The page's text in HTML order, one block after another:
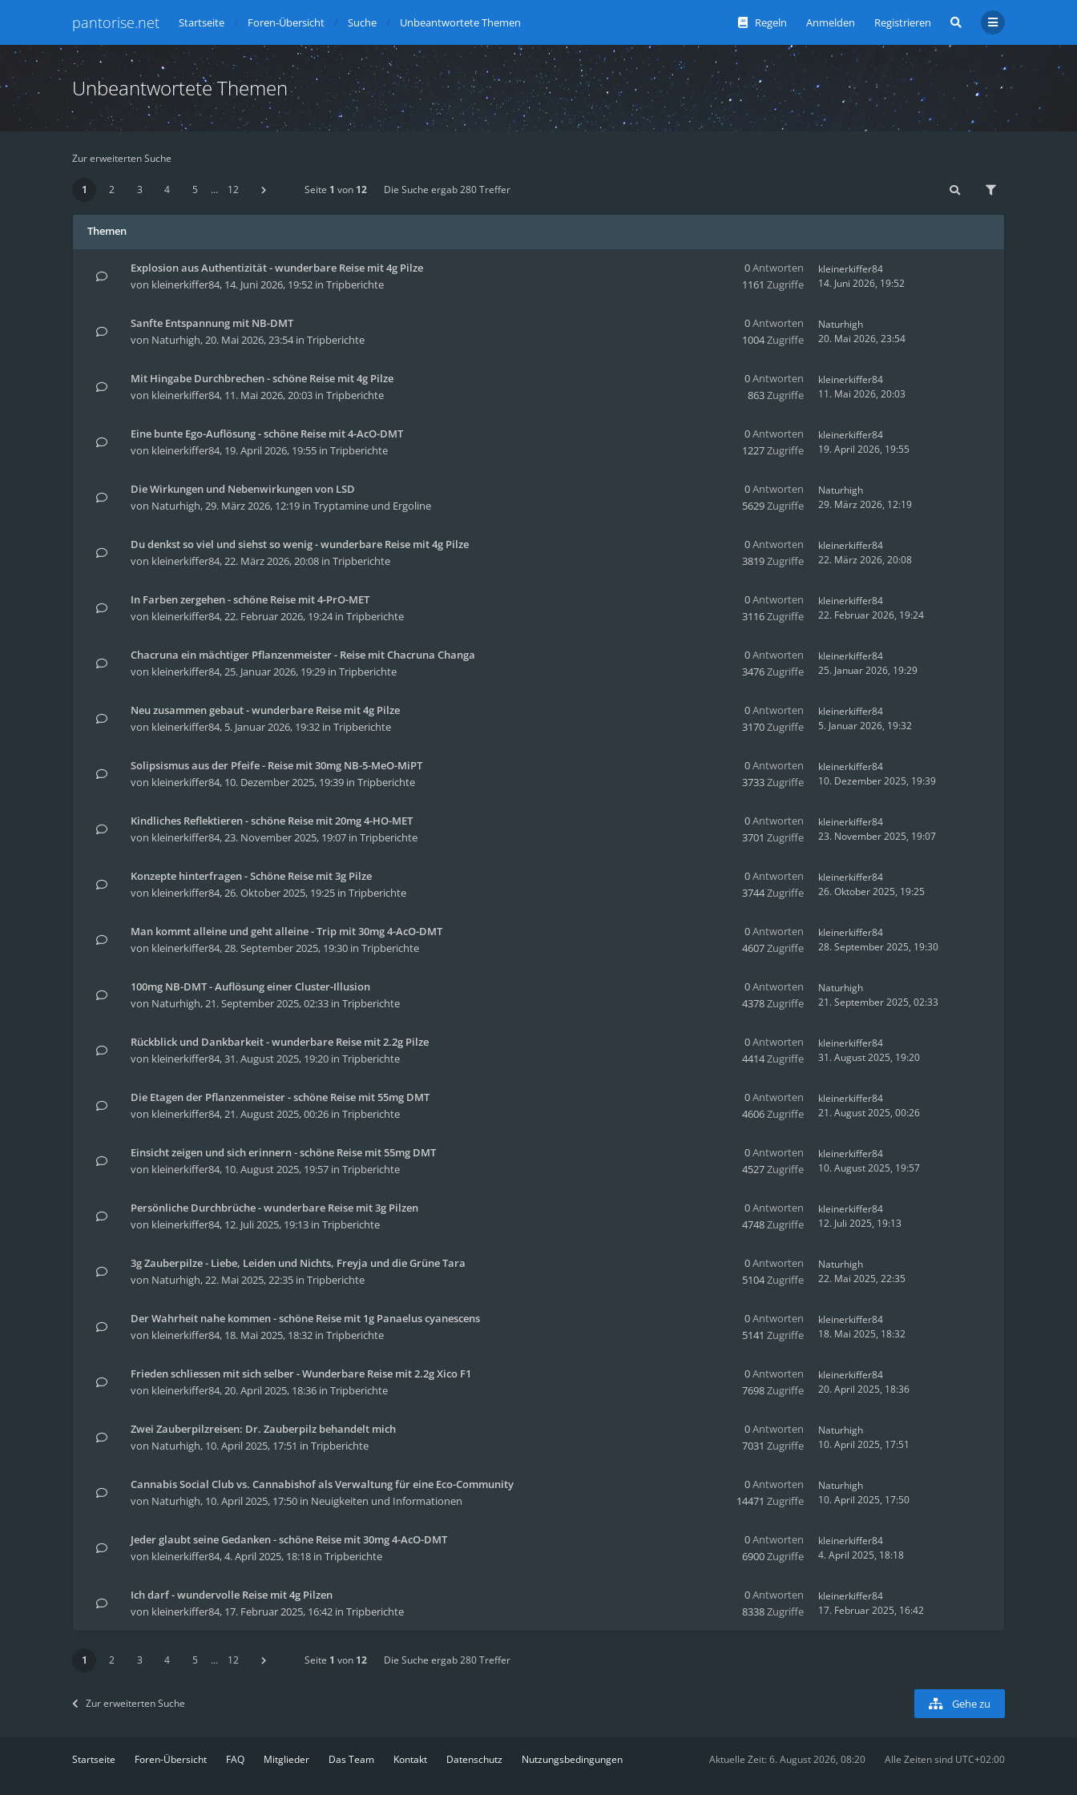
pantorise.net Regeln Anmelden Registrieren
Startseite Foren-Übersicht Suche Unbeantwortete Themen
Unbeantwortete Themen
Zur erweiterten Suche
1 2 3 4 5 … 12 Seite 1 von 12 Die Suche ergab 280 Treffer
Themen
Explosion aus Authentizität - wunderbare Reise mit 4g Pilze
von kleinerkiffer84, 14. Juni 2026, 19:52 in Tripberichte
0Antworten
1161 Zugriffe
kleinerkiffer84
14. Juni 2026, 19:52
Sanfte Entspannung mit NB-DMT
von Naturhigh,20. Mai 2026, 23:54in Tripberichte
0Antworten
1004Zugriffe
Naturhigh
20. Mai 2026, 23:54
Mit Hingabe Durchbrechen - schöne Reise mit 4g Pilze
von kleinerkiffer84, 11. Mai 2026, 20:03 in Tripberichte
0Antworten
863Zugriffe
kleinerkiffer84
11. Mai 2026, 20:03
Eine bunte Ego-Auflösung - schöne Reise mit 4-AcO-DMT
von kleinerkiffer84, 19. April 2026, 19:55 in Tripberichte
0Antworten
1227Zugriffe
kleinerkiffer84
19. April 2026, 19:55
Die Wirkungen und Nebenwirkungen von LSD
von Naturhigh,29. März 2026, 12:19 in Tryptamine und Ergoline
0Antworten
5629Zugriffe
Naturhigh
29. März 2026, 12:19
Du denkst so viel und siehst so wenig - wunderbare Reise mit 4g Pilze
von kleinerkiffer84,22. März 2026, 20:08 in Tripberichte
0Antworten
3819Zugriffe
kleinerkiffer84
22. März 2026, 20:08
In Farben zergehen - schöne Reise mit 4-PrO-MET
von kleinerkiffer84,22. Februar 2026, 19:24in Tripberichte
0Antworten
3116Zugriffe
kleinerkiffer84
22. Februar 2026, 19:24
Chacruna ein mächtiger Pflanzenmeister - Reise mit Chacruna Changa
von kleinerkiffer84,25. Januar 2026, 19:29 in Tripberichte
0Antworten
3476Zugriffe
kleinerkiffer84
25. Januar 2026, 19:29
Neu zusammen gebaut - wunderbare Reise mit 4g Pilze
von kleinerkiffer84, 5. Januar 2026, 19:32 in Tripberichte
0Antworten
3170Zugriffe
kleinerkiffer84
5. Januar 2026, 19:32
Solipsismus aus der Pfeife - Reise mit 30mg NB-5-MeO-MiPT
von kleinerkiffer84, 10. Dezember 2025, 19:39 in Tripberichte
0Antworten
3733Zugriffe
kleinerkiffer84
10. Dezember 2025, 19:39
Kindliches Reflektieren - schöne Reise mit 20mg 4-HO-MET
von kleinerkiffer84,23. November 2025, 19:07 in Tripberichte
0Antworten
3701 Zugriffe
kleinerkiffer84
23. November 2025, 19:07
Konzepte hinterfragen - Schöne Reise mit 3g Pilze
von kleinerkiffer84,26. Oktober 2025, 19:25 in Tripberichte
0Antworten
3744Zugriffe
kleinerkiffer84
26. Oktober 2025, 19:25
Man kommt alleine und geht alleine - Trip mit 30mg 4-AcO-DMT
von kleinerkiffer84,28. September 2025, 19:30 in Tripberichte
0Antworten
4607Zugriffe
kleinerkiffer84
28. September 2025, 19:30
100mg NB-DMT - Auflösung einer Cluster-Illusion
von Naturhigh,21. September 2025, 02:33 in Tripberichte
0Antworten
4378Zugriffe
Naturhigh
21. September 2025, 02:33
Rückblick und Dankbarkeit - wunderbare Reise mit 2.2g Pilze
von kleinerkiffer84,31. August 2025, 19:20 in Tripberichte
0Antworten
4414Zugriffe
kleinerkiffer84
31. August 2025, 19:20
Die Etagen der Pflanzenmeister - schöne Reise mit 55mg DMT
von kleinerkiffer84,21. August 2025, 00:26 in Tripberichte
0Antworten
4606Zugriffe
kleinerkiffer84
21. August 2025, 00:26
Einsicht zeigen und sich erinnern - schöne Reise mit 55mg DMT
von kleinerkiffer84, 10. August 2025, 19:57 in Tripberichte
0Antworten
4527Zugriffe
kleinerkiffer84
10. August 2025, 19:57
Persönliche Durchbrüche - wunderbare Reise mit 3g Pilzen
von kleinerkiffer84, 12. Juli 2025, 19:13 in Tripberichte
0Antworten
4748Zugriffe
kleinerkiffer84
12. Juli 2025, 19:13
3g Zauberpilze - Liebe, Leiden und Nichts, Freyja und die Grüne Tara
von Naturhigh,22. Mai 2025, 22:35 in Tripberichte
0Antworten
5104Zugriffe
Naturhigh
22. Mai 2025, 22:35
Der Wahrheit nahe kommen - schöne Reise mit 1g Panaelus cyanescens
von kleinerkiffer84, 18. Mai 2025, 18:32 in Tripberichte
0Antworten
5141 Zugriffe
kleinerkiffer84
18. Mai 2025, 18:32
Frieden schliessen mit sich selber - Wunderbare Reise mit 2.2g Xico F1
von kleinerkiffer84,20. April 2025, 18:36 in Tripberichte
0Antworten
7698Zugriffe
kleinerkiffer84
20. April 2025, 18:36
Zwei Zauberpilzreisen: Dr. Zauberpilz behandelt mich
von Naturhigh, 10. April 2025, 17:51 in Tripberichte
0Antworten
7031 Zugriffe
Naturhigh
10. April 2025, 17:51
Cannabis Social Club vs. Cannabishof als Verwaltung für eine Eco-Community
von Naturhigh, 10. April 2025, 17:50 in Neuigkeiten und Informationen
0Antworten
14471 Zugriffe
Naturhigh
10. April 2025, 17:50
Jeder glaubt seine Gedanken - schöne Reise mit 30mg 4-AcO-DMT
von kleinerkiffer84,4. April 2025, 18:18 in Tripberichte
0Antworten
6900Zugriffe
kleinerkiffer84
4. April 2025, 18:18
Ich darf - wundervolle Reise mit 4g Pilzen
von kleinerkiffer84, 17. Februar 2025, 16:42 in Tripberichte
0Antworten
8338Zugriffe
kleinerkiffer84
17. Februar 2025, 16:42
1 2 3 4 5 … 12 Seite 1 von 12 Die Suche ergab 280 Treffer
Zur erweiterten Suche Gehe zu
Startseite Foren-Übersicht FAQ Mitglieder Das Team Kontakt Datenschutz Nutzungsbedingungen Alle Zeiten sind UTC+02:00
Aktuelle Zeit: 6. August 2026, 08:20